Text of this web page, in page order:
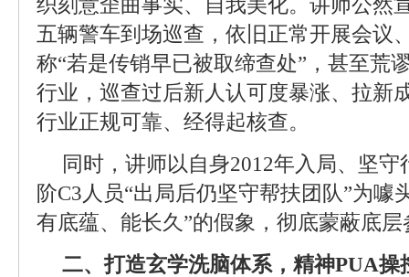
织刻意歪曲事实、自我美化。讲师公然
五辆警车到场巡查，依旧正常开展会议
称“若是传销早已被取缔查处”，甚至荒
行业，巡查过后新人认可度暴涨、拉新
行业正规可靠、经得起核查。
同时，讲师以自身2012年入局、坚
阶C3人员“出局后仍坚守帮扶团队”为噱
有底蕴、能长久”的假象，彻底蒙蔽底
二、打造玄学洗脑体系，精神PUA操